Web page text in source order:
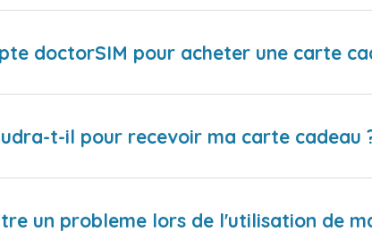
doctorSIM pour acheter une carte
t-il pour recevoir ma carte cadeau
un probleme lors de l'utilisation de